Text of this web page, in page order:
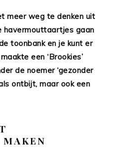
meer weg te denken uit
havermouttaartjes gaan
toonbank en je kunt er
een ‘Brookies’
de noemer ‘gezonder
ontbijt, maar ook een
MAKEN